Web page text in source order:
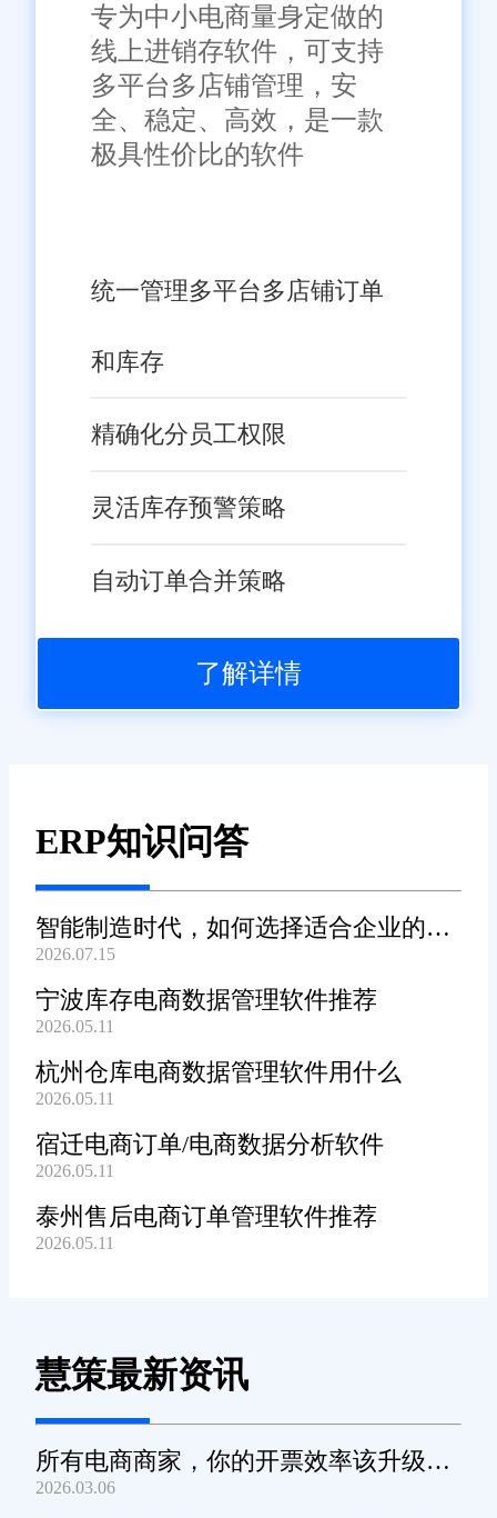
专为中小电商量身定做的
线上进销存软件，可支持
多平台多店铺管理，安
全、稳定、高效，是一款
极具性价比的软件
统一管理多平台多店铺订单
和库存
精确化分员工权限
灵活库存预警策略
自动订单合并策略
了解详情
ERP知识问答
智能制造时代，如何选择适合企业的
WMS系统?
2026.07.15
宁波库存电商数据管理软件推荐
2026.05.11
杭州仓库电商数据管理软件用什么
2026.05.11
宿迁电商订单/电商数据分析软件
2026.05.11
泰州售后电商订单管理软件推荐
2026.05.11
慧策最新资讯
所有电商商家，你的开票效率该升级
了！
2026.03.06